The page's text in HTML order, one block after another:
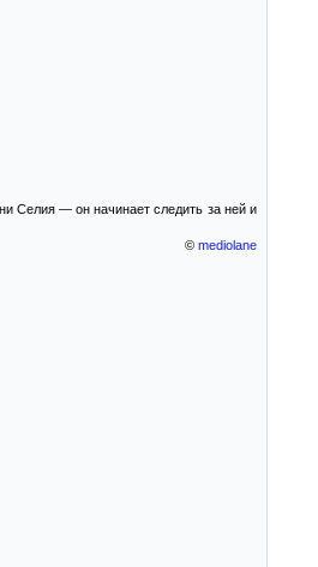
Селия — он начинает следить за ней и
© mediolane